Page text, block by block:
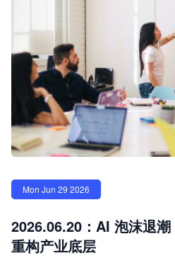
Mon Jun 29 2026
2026.06.20：AI 泡沫退
重构产业底层